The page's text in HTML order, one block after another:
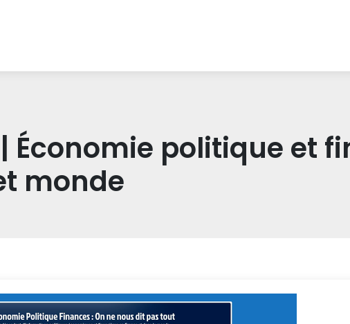
Économie politique et
monde